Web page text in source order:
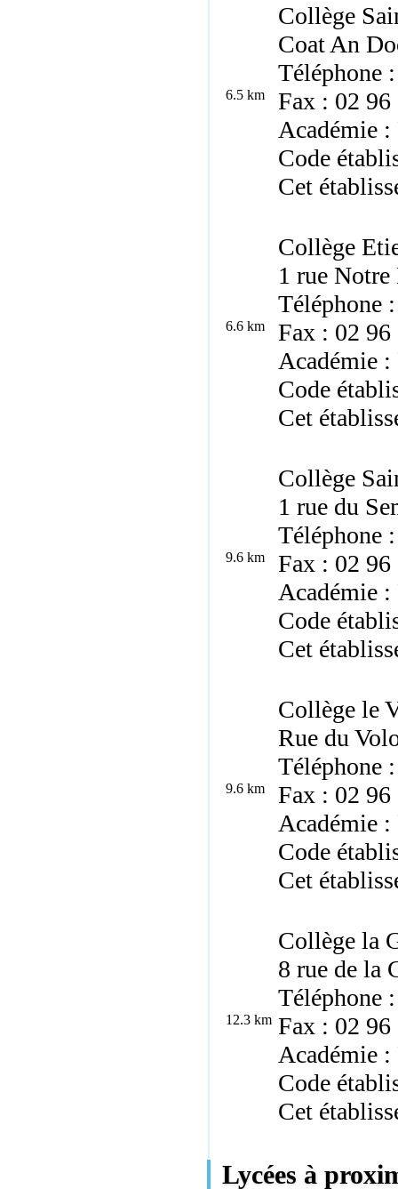
6.5 km
Collège
Coat An
Téléphone
Fax : 02 96
Académie :
Code
Cet
6.6 km
Collège
1 rue Notre
Téléphone
Fax : 02 96
Académie :
Code
Cet
9.6 km
Collège
1 rue du
Téléphone
Fax : 02 96
Académie :
Code
Cet
9.6 km
Collège le
Rue du
Téléphone
Fax : 02 96
Académie :
Code
Cet
12.3 km
Collège la
8 rue de la
Téléphone
Fax : 02 96
Académie :
Code
Cet
Lycées à